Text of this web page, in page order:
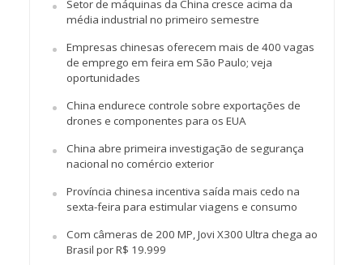
Setor de máquinas da China cresce acima da
média industrial no primeiro semestre
Empresas chinesas oferecem mais de 400 vagas
de emprego em feira em São Paulo; veja
oportunidades
China endurece controle sobre exportações de
drones e componentes para os EUA
China abre primeira investigação de segurança
nacional no comércio exterior
Província chinesa incentiva saída mais cedo na
sexta-feira para estimular viagens e consumo
Com câmeras de 200 MP, Jovi X300 Ultra chega ao
Brasil por R$ 19.999